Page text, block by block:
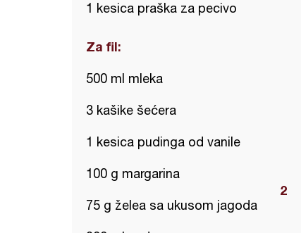
1 kesica praška za pecivo
Za fil:
500 ml mleka
3 kašike šećera
1 kesica pudinga od vanile
100 g margarina
75 g želea sa ukusom jagoda